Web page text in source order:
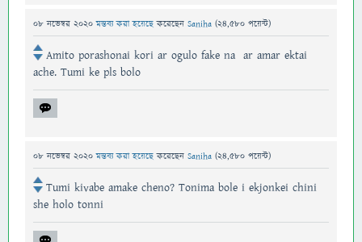
08 নভেম্বর 2020 মন্তব্য করা হয়েছেকরেছেন Saniha (24,580 পয়েন্ট)
Amito porashonai kori ar ogulo fake na ar amar ektai
ache. Tumi ke pls bolo
08 নভেম্বর 2020 মন্তব্য করা হয়েছেকরেছেন Saniha (24,580 পয়েন্ট)
Tumi kivabe amake cheno? Tonima bole i ekjonkei chini
she holo tonni